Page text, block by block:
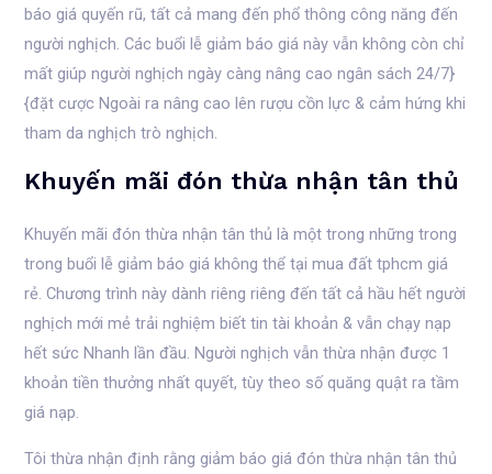
báo giá quyến rũ, tất cả mang đến phổ thông công năng đến
người nghịch. Các buổi lễ giảm báo giá này vẫn không còn chỉ
mất giúp người nghịch ngày càng nâng cao ngân sách 24/7}
{đặt cược Ngoài ra nâng cao lên rượu cồn lực & cảm hứng khi
tham da nghịch trò nghịch.
Khuyến mãi đón thừa nhận tân thủ
Khuyến mãi đón thừa nhận tân thủ là một trong những trong
trong buổi lễ giảm báo giá không thể tại mua đất tphcm giá
rẻ. Chương trình này dành riêng riêng đến tất cả hầu hết người
nghịch mới mẻ trải nghiệm biết tin tài khoản & vẫn chạy nạp
hết sức Nhanh lần đầu. Người nghịch vẫn thừa nhận được 1
khoản tiền thưởng nhất quyết, tùy theo số quăng quật ra tầm
giá nạp.
Tôi thừa nhận định rằng giảm báo giá đón thừa nhận tân thủ